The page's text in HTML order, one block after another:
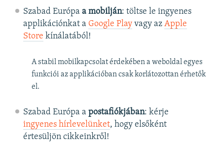
Szabad Európa a mobilján: töltse le ingyenes
applikációnkat a Google Playvagy az Apple
Store kínálatából!
A stabil mobilkapcsolat érdekében a weboldal egyes
funkciói az applikációban csak korlátozottan érhetők
el.
Szabad Európa a postafiókjában: kérje
ingyenes hírlevelünket, hogy elsőként
értesüljön cikkeinkről!